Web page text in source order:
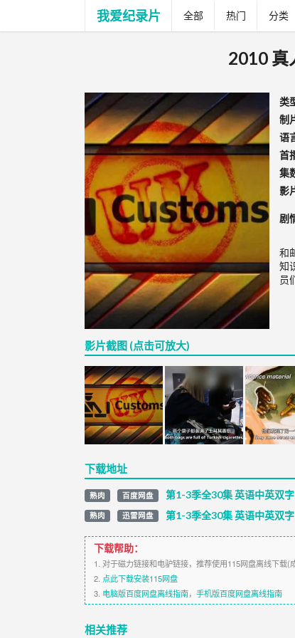
我爱纪录片 全部 热门 分类
2010 真
类
制
语
首
集
影
剧
和
知
员
影片截图 (点击可放大)
下载地址
熟肉 百度网盘 第1-3季全30集 英语中英双
熟肉 迅雷网盘 第1-3季全30集 英语中英双
下载帮助：
1. 对于磁力链接和电驴链接，推荐使用115网盘离线下载
2. 点此下载安装115网盘
3. 电脑版百度网盘离线指南， 手机版百度网盘离线指南
相关推荐